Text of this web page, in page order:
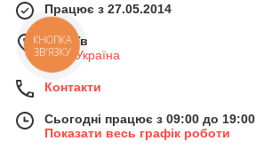
Працює з 27.05.2014
м. Київ
Київ, Україна
Контакти
Сьогодні працює з 09:00 до 19:00
Показати весь графік роботи
КНОПКА
ЗВ'ЯЗКУ